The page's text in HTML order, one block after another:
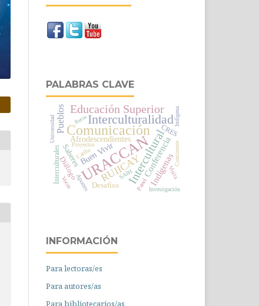
PALABRAS CLAVE
URACCAN
Comunicación
Interculturalidad
Intercultural
Educación Superior
RUIICAY
Pueblos
Conferencia
Indígenas
Afrodescendientes
Buen Vivir
Saberes
Diálogo
Desafíos
CRES
Interculturales Visita
Proyectos
Aportes Investigación
Voces
Caribe
Universidad
SAIH
Panel
Continente
Indígena
Retos
INFORMACIÓN
Para lectoras/es
Para autores/as
Para bibliotecarios/as